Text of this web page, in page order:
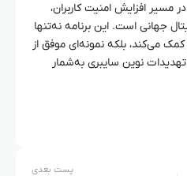
در مسیر افزایش امنیت کاربران،
جهانی است. این برنامه نه‌تنها
می‌کند، بلکه نمونه‌ای موفق از
تهدیدات نوین سایبری به‌شمار
پست بعدی